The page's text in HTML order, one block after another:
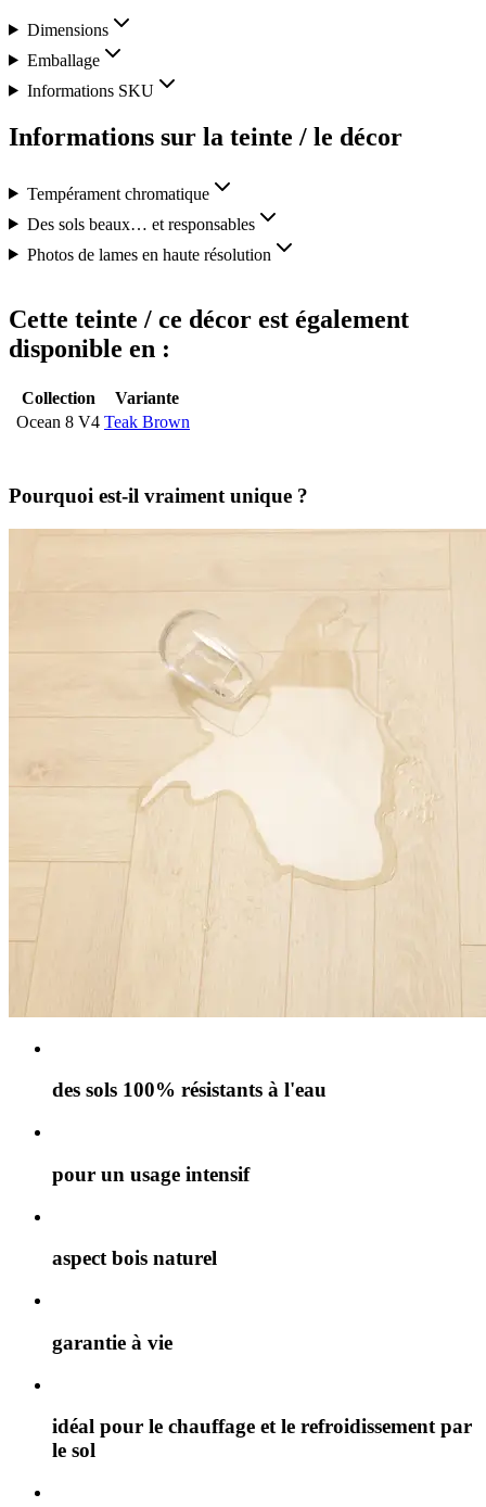
Dimensions
Emballage
Informations SKU
Informations sur la teinte / le décor
Tempérament chromatique
Des sols beaux… et responsables
Photos de lames en haute résolution
Cette teinte / ce décor est également
disponible en :
Collection
Variante
Ocean 8 V4 Teak Brown
Pourquoi est-il vraiment unique ?
des sols 100% résistants à l'eau
pour un usage intensif
aspect bois naturel
garantie à vie
idéal pour le chauffage et le refroidissement par
le sol